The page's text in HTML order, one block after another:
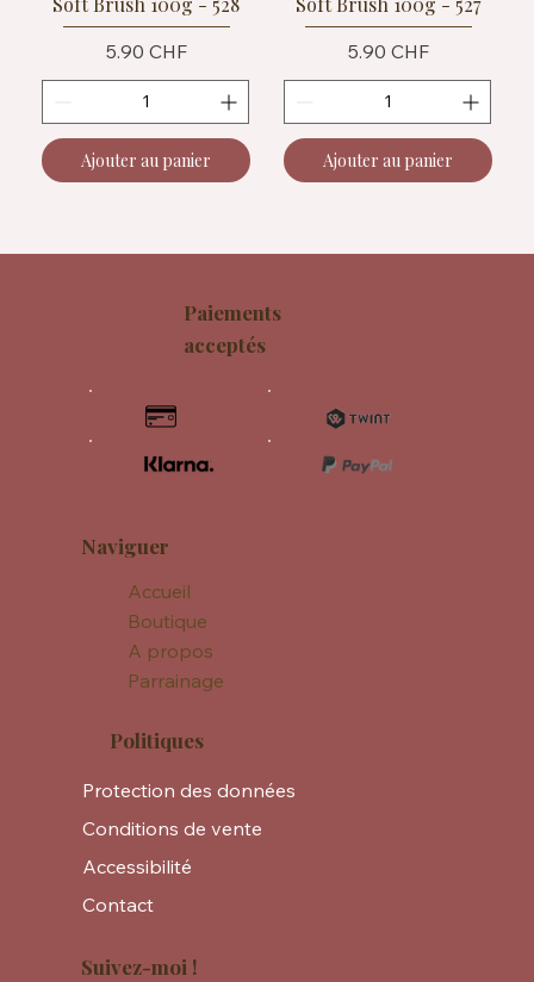
Prix
5.90 CHF
Ajouter au panier
Prix
5.90 CHF
Ajouter au panier
Naviguer
Accueil
Boutique
A propos
Parrainage
Politiques
Protection des données
Conditions de vente
Accessibilité
Contact
Suivez-moi !
Paiements
acceptés